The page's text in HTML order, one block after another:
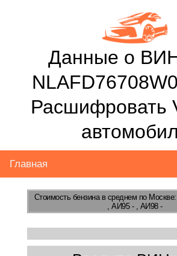
Данные о
Расшифровать
Главная
Стоимость бензинав среднем по
, АИ95 - , АИ98 -